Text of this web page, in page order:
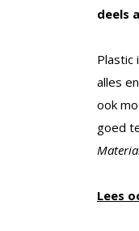
deels
Plastic
alles
ook
goed
Lees